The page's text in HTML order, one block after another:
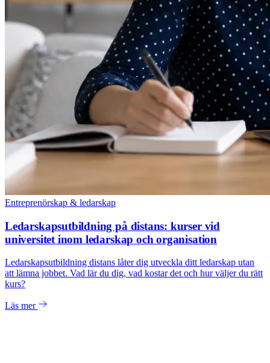
Entreprenörskap & ledarskap
Ledarskapsutbildning på distans: kurser vid
universitet inom ledarskap och organisation
Ledarskapsutbildning distans låter dig utveckla ditt ledarskap utan
att lämna jobbet. Vad lär du dig, vad kostar det och hur väljer du rätt
kurs?
Läs mer